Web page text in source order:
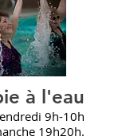
à l'eau
9h-10h
19h20h.